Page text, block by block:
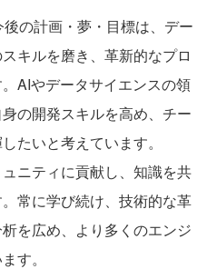
の計画・夢・目標は、デー
キルを磨き、革新的なプロ
AIやデータサイエンスの領
の開発スキルを高め、チー
たいと考えています。
ニティに貢献し、知識を共
常に学び続け、技術的な革
を広め、より多くのエンジ
す。